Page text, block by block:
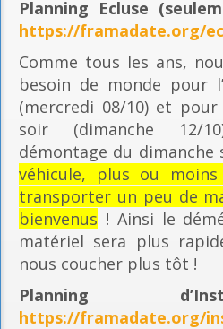
Planning Ecluse
https://framadate.org/
Comme tous les ans,
besoin de monde pour
(mercredi 08/10) et
soir (dimanche 12/
démontage du dimanche
véhicule, plus ou
transporter un peu de
bienvenus ! Ainsi le
matériel sera plus
nous coucher plus tôt !
Planning
https://framadate.org/